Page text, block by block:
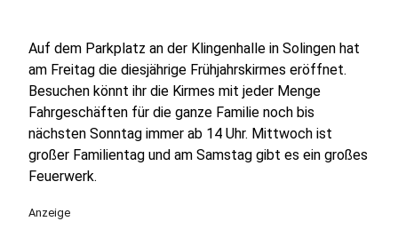
Auf dem Parkplatz an der Klingenhalle in Solingen hat
am Freitag die diesjährige Frühjahrskirmes eröffnet.
Besuchen könnt ihr die Kirmes mit jeder Menge
Fahrgeschäften für die ganze Familie noch bis
nächsten Sonntag immer ab 14 Uhr. Mittwoch ist
großer Familientag und am Samstag gibt es ein großes
Feuerwerk.
Anzeige